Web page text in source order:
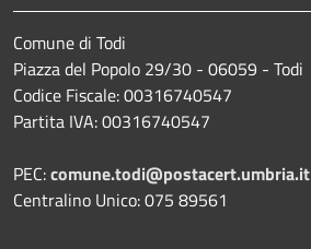
Comune di Todi
Piazza del Popolo 29/30 - 06059 - Todi
Codice Fiscale: 00316740547
Partita IVA: 00316740547
PEC:comune.todi@postacert.umbria.it
Centralino Unico: 075 89561